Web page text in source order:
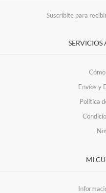
Suscríbite para
SERVICIOS
Envíos y
Política
MI